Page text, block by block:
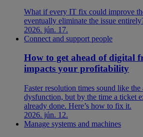
What if every IT fix could improve
eventually eliminate the issue
2026. jún. 17.
Connect and support people
How to get ahead of digital
impacts your profitability
Faster resolution times sound like
dysfunction, but by the time a ticket
already done. Here’s how to fix it.
2026. jún. 12.
Manage systems and machines